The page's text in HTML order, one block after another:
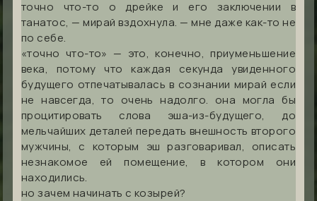
точно что-то о дрейке и его заключении в
танатос, — мирай вздохнула. — мне даже как-то не
по себе.
«точно что-то» — это, конечно, приуменьшение
века, потому что каждая секунда увиденного
будущего отпечатывалась в сознании мирай если
не навсегда, то очень надолго. она могла бы
процитировать слова эша-из-будущего, до
мельчайших деталей передать внешность второго
мужчины, с которым эш разговаривал, описать
незнакомое ей помещение, в котором они
находились.
но зачем начинать с козырей?